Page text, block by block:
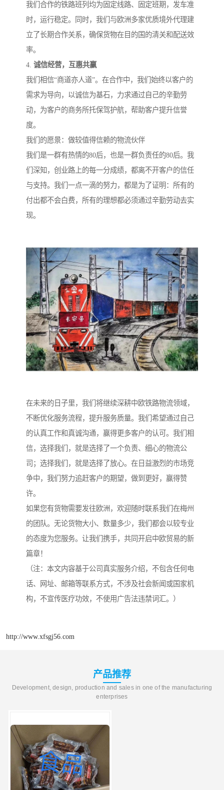
我们合作的铁路班列均为固定线路、固定班期，发车准
时，运行稳定。同时，我们与欧洲多家优质境外代理建
立了长期合作关系，确保货物在目的国的清关和配送效
率。
4. 诚信经营，互惠共赢
我们相信“商道亦人道”。在合作中，我们始终以客户的
需求为导向，以诚信为基石，力求通过自己的辛勤劳
动，为客户的商务所托保驾护航，帮助客户提升信誉
度。
我们的愿景：做较值得信赖的物流伙伴
我们是一群有热情的80后，也是一群负责任的80后。我
们深知，创业路上的每一分成绩，都离不开客户的信任
与支持。我们一点一滴的努力，都是为了证明：所有的
付出都不会白费，所有的理想都必须通过辛勤劳动去实
现。
在未来的日子里，我们将继续深耕中欧铁路物流领域，
不断优化服务流程，提升服务质量。我们希望通过自己
的认真工作和真诚沟通，赢得更多客户的认可。我们相
信，选择我们，就是选择了一个负责、细心的物流公
司；选择我们，就是选择了放心。在日益激烈的市场竞
争中，我们努力追赶客户的期望，做到更好，赢得赞
许。
如果您有货物需要发往欧洲，欢迎随时联系我们在梅州
的团队。无论货物大小、数量多少，我们都会以较专业
的态度为您服务。让我们携手，共同开启中欧贸易的新
篇章！
（注：本文内容基于公司真实服务介绍，不包含任何电
话、网址、邮箱等联系方式，不涉及社会新闻或国家机
构，不宣传医疗功效，不使用广告法违禁词汇。）
http://www.xfsgj56.com
产品推荐
Development, design, production and sales in one of the manufacturing
enterprises